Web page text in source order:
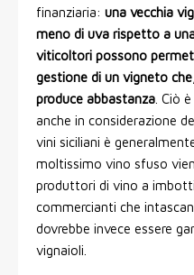
finanziaria: una vecchia
meno di uva rispetto a
viticoltori possono
gestione di un vigneto
produce abbastanza . Ciò
anche in considerazione
vini siciliani è
moltissimo vino sfuso
produttori di vino a
commercianti che
dovrebbe invece essere
vignaioli.